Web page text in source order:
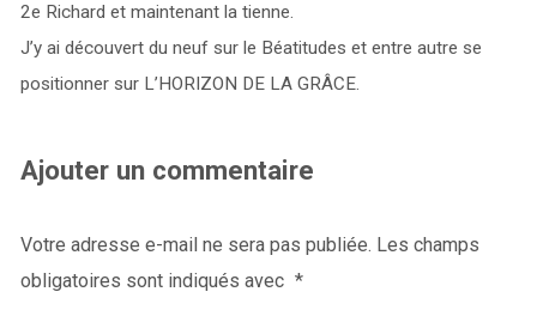
2e Richard et maintenant la tienne.
J’y ai découvert du neuf sur le Béatitudes et entre autre se
positionner sur L’HORIZON DE LA GRÂCE.
Ajouter un commentaire
Votre adresse e-mail ne sera pas publiée. Les champs
obligatoires sont indiqués avec *